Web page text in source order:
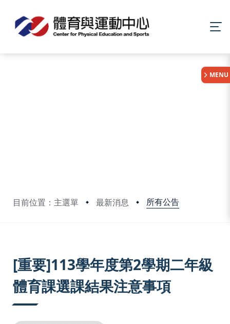
目前位置：主選單 最新消息 所有公告
MENU
[重要]113學年度第2學期二年級
體育課選課結果注意事項